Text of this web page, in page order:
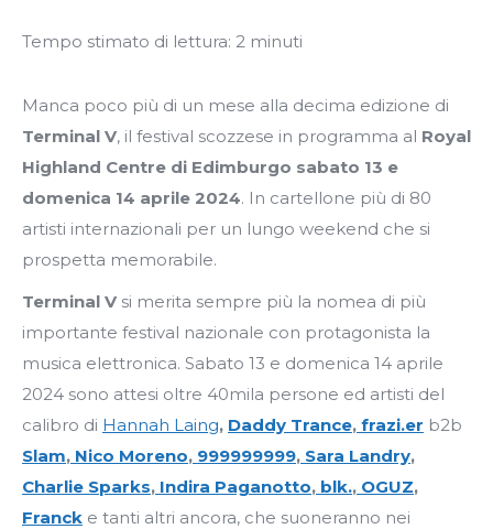
Tempo stimato di lettura: 2 minuti
Manca poco più di un mese alla decima edizione di
Terminal V, il festival scozzese in programma al Royal
Highland Centre di Edimburgo sabato 13 e
domenica 14 aprile 2024. In cartellone più di 80
artisti internazionali per un lungo weekend che si
prospetta memorabile.
Terminal V si merita sempre più la nomea di più
importante festival nazionale con protagonista la
musica elettronica. Sabato 13 e domenica 14 aprile
2024 sono attesi oltre 40mila persone ed artisti del
calibro di Hannah Laing, Daddy Trance, frazi.er b2b
Slam, Nico Moreno, 999999999, Sara Landry,
Charlie Sparks, Indira Paganotto, blk., OGUZ,
Franck e tanti altri ancora, che suoneranno nei